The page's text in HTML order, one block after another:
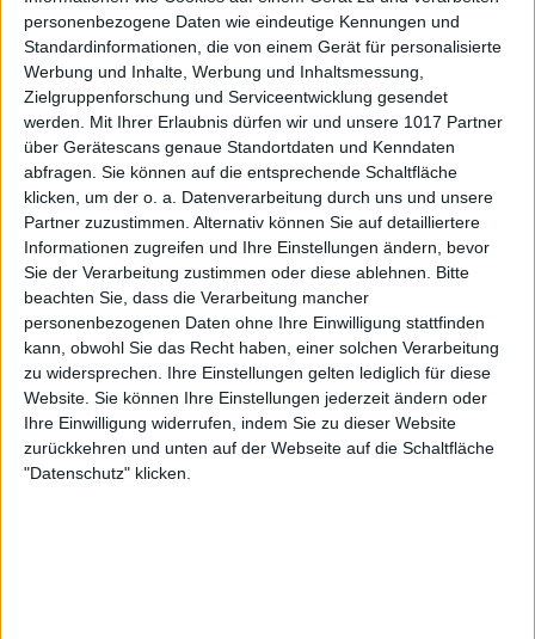
personenbezogene Daten wie eindeutige Kennungen und
Standardinformationen, die von einem Gerät für personalisierte
Werbung und Inhalte, Werbung und Inhaltsmessung,
Zielgruppenforschung und Serviceentwicklung gesendet
werden.
Mit Ihrer Erlaubnis dürfen wir und unsere 1017 Partner
über Gerätescans genaue Standortdaten und Kenndaten
abfragen. Sie können auf die entsprechende Schaltfläche
klicken, um der o. a. Datenverarbeitung durch uns und unsere
Partner zuzustimmen. Alternativ können Sie auf detailliertere
Informationen zugreifen und Ihre Einstellungen ändern, bevor
Sie der Verarbeitung zustimmen oder diese ablehnen.
Bitte
beachten Sie, dass die Verarbeitung mancher
personenbezogenen Daten ohne Ihre Einwilligung stattfinden
kann, obwohl Sie das Recht haben, einer solchen Verarbeitung
zu widersprechen. Ihre Einstellungen gelten lediglich für diese
Website. Sie können Ihre Einstellungen jederzeit ändern oder
Ihre Einwilligung widerrufen, indem Sie zu dieser Website
zurückkehren und unten auf der Webseite auf die Schaltfläche
"Datenschutz" klicken.